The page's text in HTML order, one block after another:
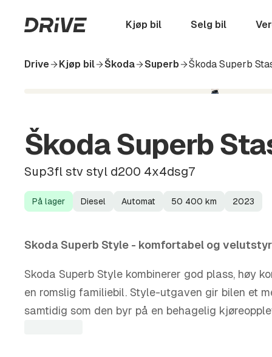
hovedinnhold
Startside Kjøp bil Selg bil
Drive Kjøp bil Škoda Superb Škoda Superb
Škoda Superb
Sup3fl stv styl d200 4x4dsg7
Lagerstatus
På lager
Drivstoff Diesel
Girkasse Automat
Kilometerstand 50 400 km
Modellår 2023
Skoda Superb Style - komfortabel og
Skoda Superb Style kombinerer god plass, høy
en romslig familiebil. Style-utgaven gir bilen et
samtidig som den byr på en behagelig